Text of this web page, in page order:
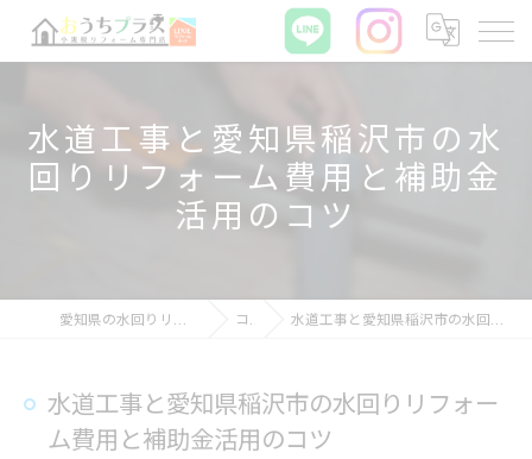
水道工事と愛知県稲沢市の水
回りリフォーム費用と補助金
活用のコツ
愛知県の水回りリフォームならおうちプラス コラム 水道工事と愛知県稲沢市の水回りリフォーム費用と補助金活用のコツ
水道工事と愛知県稲沢市の水回りリフォー
ム費用と補助金活用のコツ